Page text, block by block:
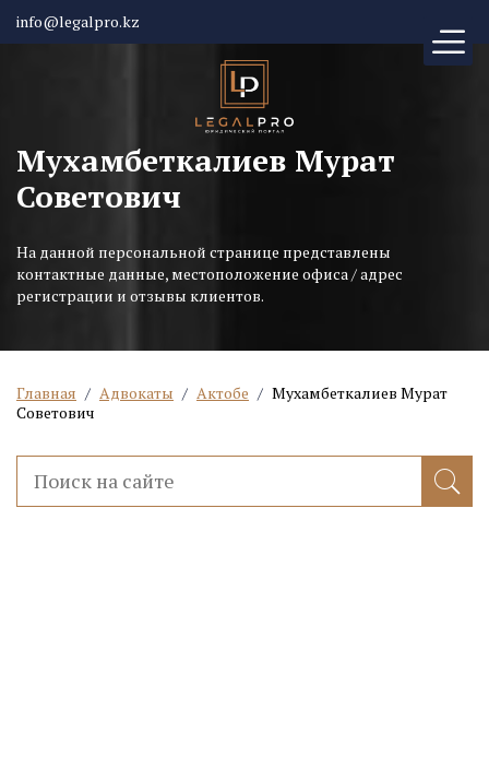
info@legalpro.kz
Мухамбеткалиев Мурат
Советович
На данной персональной странице представлены
контактные данные, местоположение офиса / адрес
регистрации и отзывы клиентов.
Главная / Адвокаты / Актобе / Мухамбеткалиев Мурат
Советович